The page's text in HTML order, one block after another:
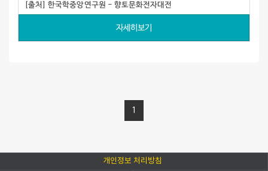
[출처] 한국학중앙연구원 - 향토문화전자대전
자세히보기
1
개인정보 처리방침